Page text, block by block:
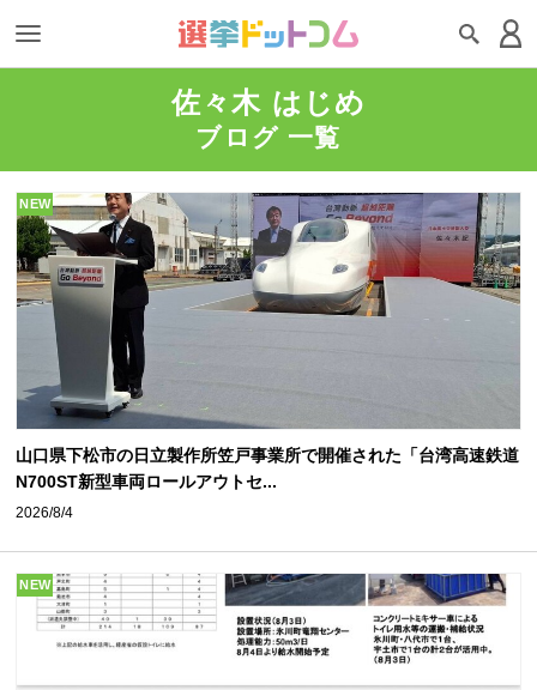
佐々木 はじめ
ブログ 一覧
NEW
山口県下松市の日立製作所笠戸事業所で開催された「台湾高速鉄道
N700ST新型車両ロールアウトセ...
2026/8/4
NEW